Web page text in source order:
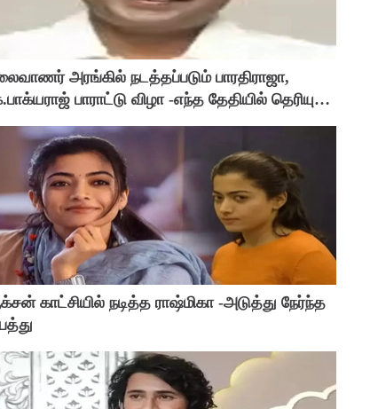
அரங்கில் நடத்தப்படும் பாரதிராஜா,
பாராட்டு விழா -எந்த தேதியில் தெரியுமா
காட்சியில் நடித்த ராஷ்மிகா -அடுத்து நேர்ந்த